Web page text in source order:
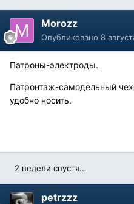
Morozz
Опубликовано 8
Патроны-электроды.
Патронтаж-самодельный
удобно носить.
2 недели спустя...
petrzzz